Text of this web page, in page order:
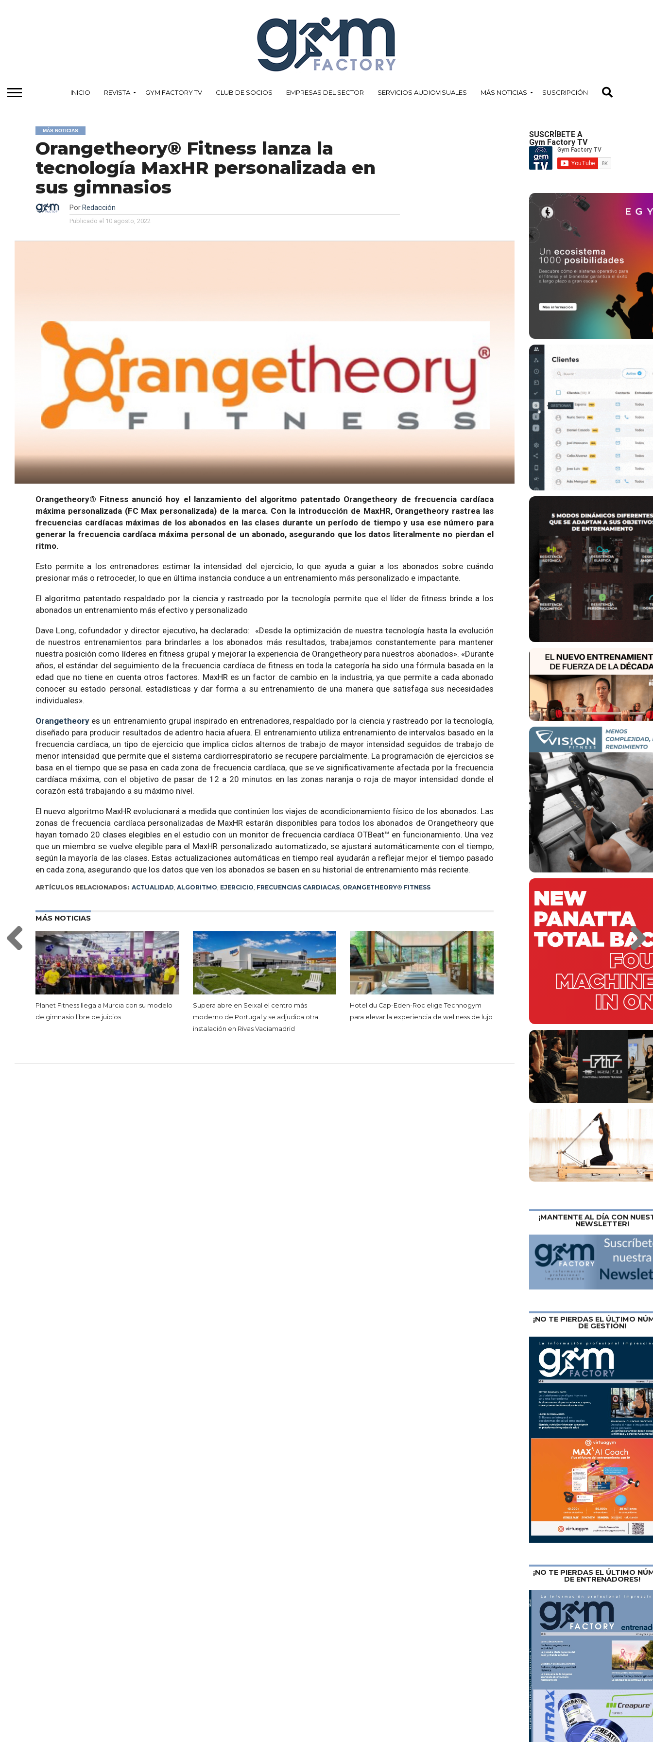
INICIO REVISTA GYM FACTORY TV CLUB DE SOCIOS EMPRESAS DEL SECTOR SERVICIOS AUDIOVISUALES MÁS NOTICIAS SUSCRIPCIÓN
MÁS NOTICIAS
Orangetheory® Fitness lanza la
tecnología MaxHR personalizada en
sus gimnasios
Por Redacción
Publicado el 10 agosto, 2022
Orangetheory® Fitness anunció hoy el lanzamiento del algoritmo patentado Orangetheory de frecuencia cardíaca
máxima personalizada (FC Max personalizada) de la marca. Con la introducción de MaxHR, Orangetheory rastrea las
frecuencias cardíacas máximas de los abonados en las clases durante un período de tiempo y usa ese número para
generar la frecuencia cardíaca máxima personal de un abonado, asegurando que los datos literalmente no pierdan el
ritmo.
Esto permite a los entrenadores estimar la intensidad del ejercicio, lo que ayuda a guiar a los abonados sobre cuándo
presionar más o retroceder, lo que en última instancia conduce a un entrenamiento más personalizado e impactante.
El algoritmo patentado respaldado por la ciencia y rastreado por la tecnología permite que el líder de fitness brinde a los
abonados un entrenamiento más efectivo y personalizado
Dave Long, cofundador y director ejecutivo, ha declarado: «Desde la optimización de nuestra tecnología hasta la evolución
de nuestros entrenamientos para brindarles a los abonados más resultados, trabajamos constantemente para mantener
nuestra posición como líderes en fitness grupal y mejorar la experiencia de Orangetheory para nuestros abonados». «Durante
años, el estándar del seguimiento de la frecuencia cardíaca de fitness en toda la categoría ha sido una fórmula basada en la
edad que no tiene en cuenta otros factores. MaxHR es un factor de cambio en la industria, ya que permite a cada abonado
conocer su estado personal. estadísticas y dar forma a su entrenamiento de una manera que satisfaga sus necesidades
individuales».
Orangetheoryes un entrenamiento grupal inspirado en entrenadores, respaldado por la ciencia y rastreado por la tecnología,
diseñado para producir resultados de adentro hacia afuera. El entrenamiento utiliza entrenamiento de intervalos basado en la
frecuencia cardíaca, un tipo de ejercicio que implica ciclos alternos de trabajo de mayor intensidad seguidos de trabajo de
menor intensidad que permite que el sistema cardiorrespiratorio se recupere parcialmente. La programación de ejercicios se
basa en el tiempo que se pasa en cada zona de frecuencia cardíaca, que se ve significativamente afectada por la frecuencia
cardíaca máxima, con el objetivo de pasar de 12 a 20 minutos en las zonas naranja o roja de mayor intensidad donde el
corazón está trabajando a su máximo nivel.
El nuevo algoritmo MaxHR evolucionará a medida que continúen los viajes de acondicionamiento físico de los abonados. Las
zonas de frecuencia cardíaca personalizadas de MaxHR estarán disponibles para todos los abonados de Orangetheory que
hayan tomado 20 clases elegibles en el estudio con un monitor de frecuencia cardíaca OTBeat™ en funcionamiento. Una vez
que un miembro se vuelve elegible para el MaxHR personalizado automatizado, se ajustará automáticamente con el tiempo,
según la mayoría de las clases. Estas actualizaciones automáticas en tiempo real ayudarán a reflejar mejor el tiempo pasado
en cada zona, asegurando que los datos que ven los abonados se basen en su historial de entrenamiento más reciente.
ARTÍCULOS RELACIONADOS: ACTUALIDAD, ALGORITMO, EJERCICIO, FRECUENCIAS CARDIACAS, ORANGETHEORY® FITNESS
MÁS NOTICIAS
Planet Fitness llega a Murcia con su modelo
de gimnasio libre de juicios
Supera abre en Seixal el centro más
moderno de Portugal y se adjudica otra
instalación en Rivas Vaciamadrid
Hotel du Cap-Eden-Roc elige Technogym
para elevar la experiencia de wellness de lujo
SUSCRÍBETE A
Gym Factory TV
¡MANTENTE AL DÍA CON
NEWSLETTER!
¡NO TE PIERDAS EL ÚLTIMO
DE GESTIÓN!
¡NO TE PIERDAS EL ÚLTIMO
DE ENTRENADORES!